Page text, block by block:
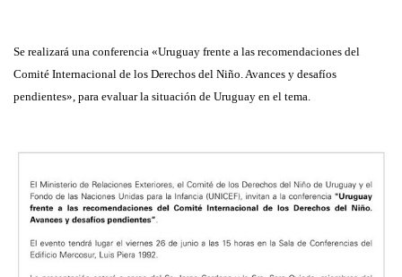
Se realizará una conferencia «Uruguay frente a las recomendaciones del
Comité Internacional de los Derechos del Niño. Avances y desafíos
pendientes», para evaluar la situación de Uruguay en el tema.